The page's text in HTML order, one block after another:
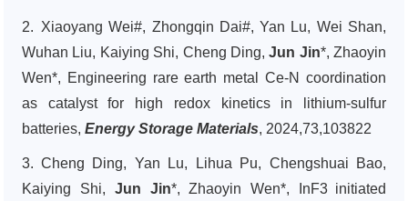
2. Xiaoyang Wei#, Zhongqin Dai#, Yan Lu, Wei Shan,
Wuhan Liu, Kaiying Shi, Cheng Ding,Jun Jin*, Zhaoyin
Wen*, Engineering rare earth metal Ce-N coordination
as catalyst for high redox kinetics in lithium-sulfur
batteries, Energy Storage Materials, 2024,73,103822
3. Cheng Ding, Yan Lu, Lihua Pu, Chengshuai Bao,
Kaiying Shi, Jun Jin*, Zhaoyin Wen*, InF3 initiated